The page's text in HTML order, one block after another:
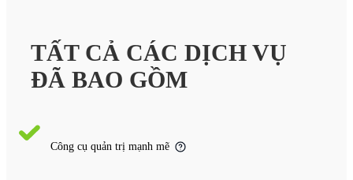
TẤT CẢ CÁC DỊCH VỤ
ĐÃ BAO GỒM
Công cụ quản trị mạnh mẽ